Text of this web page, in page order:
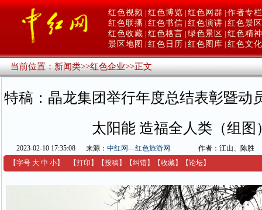
红色视频 红色博览 红色网群 作者专栏
红色联播 红色书信 红色演讲 红色景区
红色收藏 红色格言 绿色景区
红色精神
景区地图
红色日历 红色图库 红色文化
当前位置：新闻类>>红色企业>>正文
特稿：晶龙集团举行年度总结表彰暨动
太阳能 造福全人类（组图
2023-02-10 17:35:08 来源： 中红网—红色旅游网
作者：江山、陈胜
【字号 大 中 小】 【打印 】 【投稿】 【纠错】 【收藏】 【论坛】